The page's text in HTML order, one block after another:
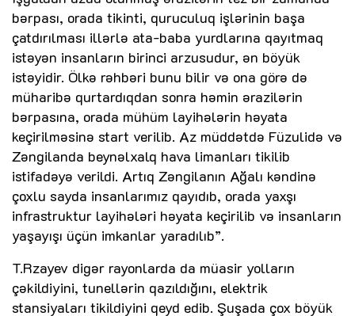
bərpası, orada tikinti, quruculuq işlərinin başa
çatdırılması illərlə ata-baba yurdlarına qayıtmaq
istəyən insanların birinci arzusudur, ən böyük
istəyidir. Ölkə rəhbəri bunu bilir və ona görə də
müharibə qurtardıqdan sonra həmin ərazilərin
bərpasına, orada mühüm layihələrin həyata
keçirilməsinə start verilib. Az müddətdə Füzulidə və
Zəngilanda beynəlxalq hava limanları tikilib
istifadəyə verildi. Artıq Zəngilanın Ağalı kəndinə
çoxlu sayda insanlarımız qayıdıb, orada yaxşı
infrastruktur layihələri həyata keçirilib və insanların
yaşayışı üçün imkanlar yaradılıb”.
T.Rzayev digər rayonlarda da müasir yolların
çəkildiyini, tunellərin qazıldığını, elektrik
stansiyaları tikildiyini qeyd edib. Şuşada çox böyük